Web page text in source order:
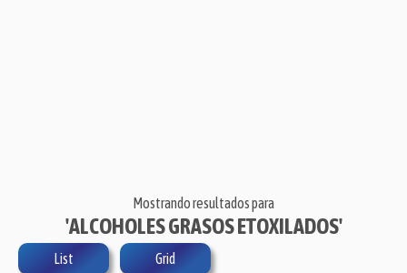
Mostrando resultados para
'ALCOHOLES GRASOS ETOXILADOS'
List Grid